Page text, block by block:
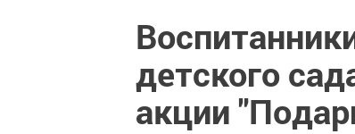
детского
акции